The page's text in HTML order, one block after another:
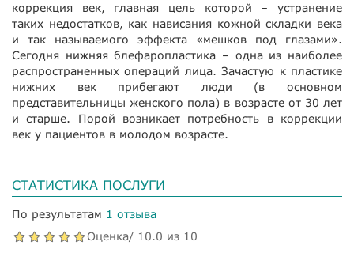
коррекция век, главная цель которой – устранение
таких недостатков, как нависания кожной складки века
и так называемого эффекта «мешков под глазами».
Сегодня нижняя блефаропластика – одна из наиболее
распространенных операций лица. Зачастую к пластике
нижних век прибегают люди (в основном
представительницы женского пола) в возрасте от 30 лет
и старше. Порой возникает потребность в коррекции
век у пациентов в молодом возрасте.
СТАТИСТИКА ПОСЛУГИ
По результатам 1 отзыва
Оценка/ 10.0 из 10